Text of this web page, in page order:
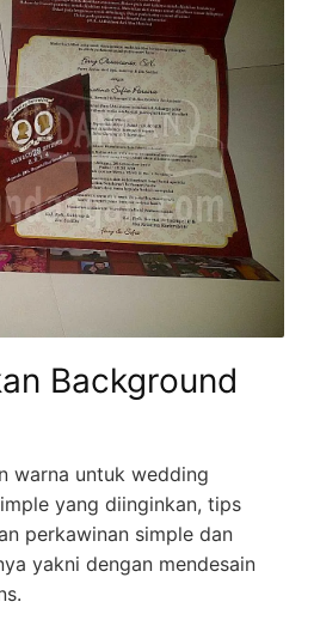
Background
warna untuk wedding
yang diinginkan, tips
perkawinan simple dan
yakni dengan mendesain